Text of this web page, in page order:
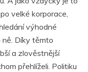
velké korporace,
výhodné
ně. Díky těmto
a zlověstnější
přehlíželi. Politiku